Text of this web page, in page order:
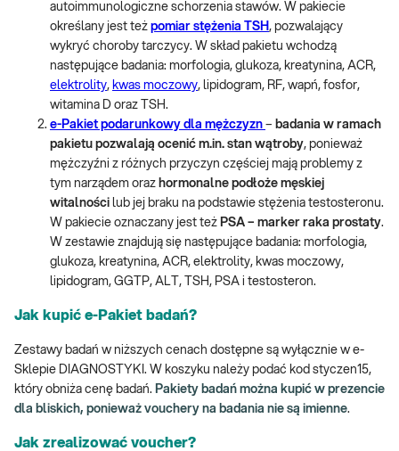
autoimmunologiczne schorzenia stawów. W pakiecie
określany jest też pomiar stężenia TSH , pozwalający
wykryć choroby tarczycy. W skład pakietu wchodzą
następujące badania: morfologia, glukoza, kreatynina, ACR,
elektrolity, kwas moczowy, lipidogram, RF, wapń, fosfor,
witamina D oraz TSH.
e-Pakiet podarunkowy dla mężczyzn – badania w ramach
pakietu pozwalają ocenić m.in. stan wątroby, ponieważ
mężczyźni z różnych przyczyn częściej mają problemy z
tym narządem oraz hormonalne podłoże męskiej
witalności lub jej braku na podstawie stężenia testosteronu.
W pakiecie oznaczany jest też PSA – marker raka prostaty.
W zestawie znajdują się następujące badania: morfologia,
glukoza, kreatynina, ACR, elektrolity, kwas moczowy,
lipidogram, GGTP, ALT, TSH, PSA i testosteron.
Jak kupić e-Pakiet badań?
Zestawy badań w niższych cenach dostępne są wyłącznie w e-
Sklepie DIAGNOSTYKI. W koszyku należy podać kod styczen15,
który obniża cenę badań. Pakiety badań można kupić w prezencie
dla bliskich, ponieważ vouchery na badania nie są imienne.
Jak zrealizować voucher?